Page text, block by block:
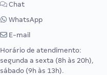
Chat
WhatsApp
E-mail
Horário de atendimento:
segunda a sexta (8h às 20h),
sábado (9h às 13h).